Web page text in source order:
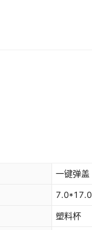
一键弹盖
7.0*17.0
塑料杯